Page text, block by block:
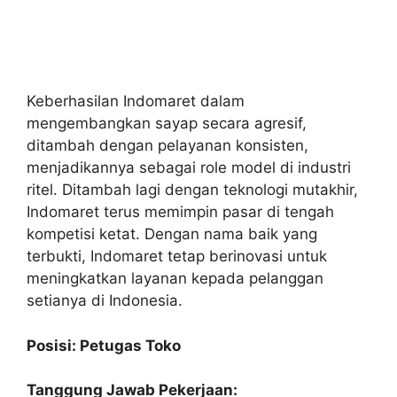
Keberhasilan Indomaret dalam
mengembangkan sayap secara agresif,
ditambah dengan pelayanan konsisten,
menjadikannya sebagai role model di industri
ritel. Ditambah lagi dengan teknologi mutakhir,
Indomaret terus memimpin pasar di tengah
kompetisi ketat. Dengan nama baik yang
terbukti, Indomaret tetap berinovasi untuk
meningkatkan layanan kepada pelanggan
setianya di Indonesia.
Posisi: Petugas Toko
Tanggung Jawab Pekerjaan: